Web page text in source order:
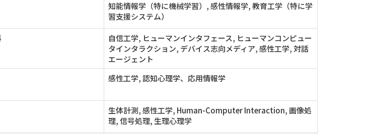
知能情報学（特に機械学習）, 感性情報学, 教育工学（特に学
習支援システム）
自信工学, ヒューマンインタフェース, ヒューマンコンピュー
タインタラクション, デバイス志向メディア, 感性工学, 対話
エージェント
感性工学, 認知心理学、応用情報学
生体計測, 感性工学, Human-Computer Interaction, 画像処
理, 信号処理, 生理心理学